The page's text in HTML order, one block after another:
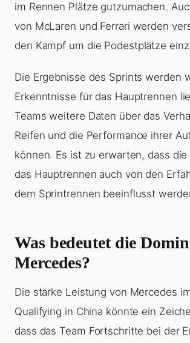
im Rennen Plätze gutzumachen.
von McLaren und Ferrari werden
den Kampf um die Podestplätze
Die Ergebnisse des Sprints werden
Erkenntnisse für das Hauptrennen
Teams weitere Daten über das
Reifen und die Performance ihrer
können. Es ist zu erwarten, dass
das Hauptrennen auch von den
dem Sprintrennen beeinflusst
Was bedeutet die
Mercedes?
Die starke Leistung von Mercedes
Qualifying in China könnte ein
dass das Team Fortschritte bei der